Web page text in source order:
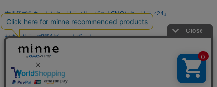
世界初総合ネットセキュリティサービス「GMOセキュリティ24」
パスワード漏洩診断
Webサイトリスク診断
セキュリティ相談AIチャットボット
実在証明・盗聴対策
サイバー攻撃対策（GMO Flatt Security）
セキュリティ事業の軌跡